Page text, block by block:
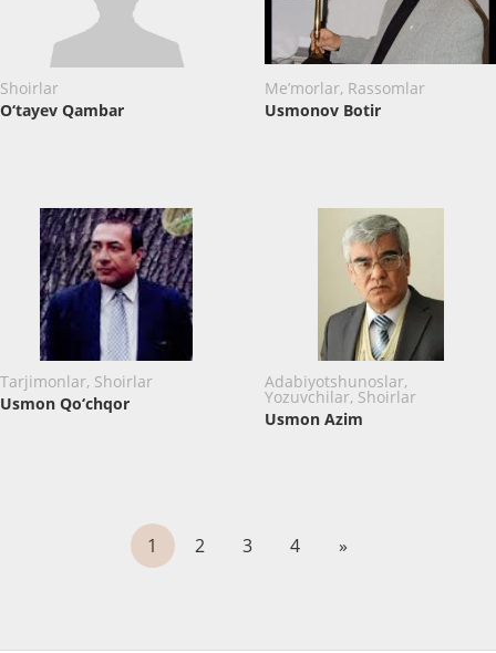
Shoirlar
O‘tayev Qambar
Me’morlar, Rassomlar
Usmonov Botir
Tarjimonlar, Shoirlar
Usmon Qo‘chqor
Adabiyotshunoslar,
Yozuvchilar, Shoirlar
Usmon Azim
1 2 3 4 »